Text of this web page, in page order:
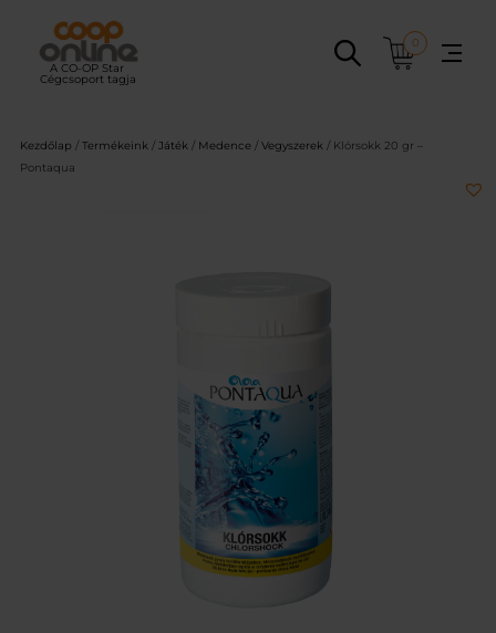
tartalomhoz
0
Kezdőlap / Termékeink / Játék / Medence / Vegyszerek / Klórsokk 20 gr –
Pontaqua